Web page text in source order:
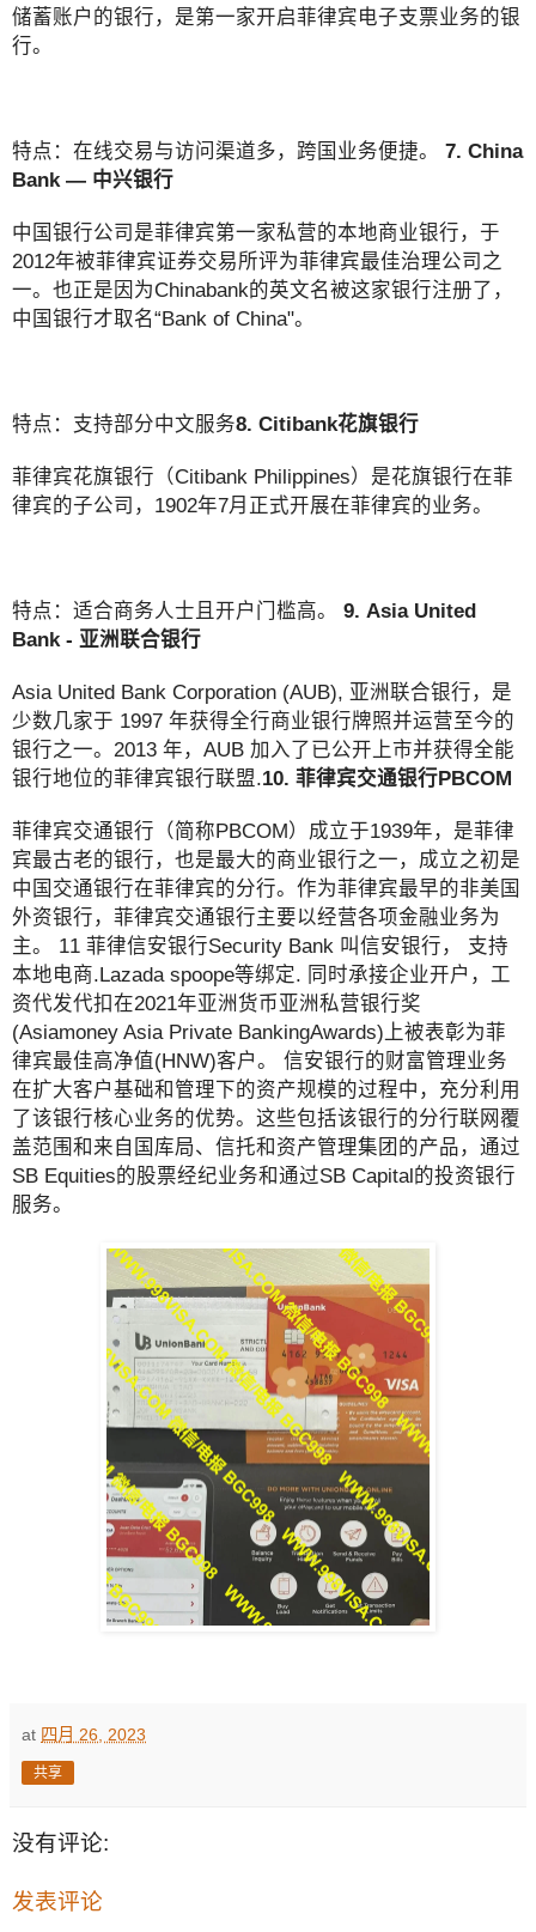
储蓄账户的银行，是第一家开启菲律宾电子支票业务的银
行。
特点：在线交易与访问渠道多，跨国业务便捷。 7. China
Bank — 中兴银行
中国银行公司是菲律宾第一家私营的本地商业银行，于
2012年被菲律宾证券交易所评为菲律宾最佳治理公司之
一。也正是因为Chinabank的英文名被这家银行注册了，
中国银行才取名“Bank of China"。
特点：支持部分中文服务8. Citibank花旗银行
菲律宾花旗银行（Citibank Philippines）是花旗银行在菲
律宾的子公司，1902年7月正式开展在菲律宾的业务。
特点：适合商务人士且开户门槛高。 9. Asia United
Bank - 亚洲联合银行
Asia United Bank Corporation (AUB), 亚洲联合银行，是
少数几家于 1997 年获得全行商业银行牌照并运营至今的
银行之一。2013 年，AUB 加入了已公开上市并获得全能
银行地位的菲律宾银行联盟. 10. 菲律宾交通银行PBCOM
菲律宾交通银行（简称PBCOM）成立于1939年，是菲律
宾最古老的银行，也是最大的商业银行之一，成立之初是
中国交通银行在菲律宾的分行。作为菲律宾最早的非美国
外资银行，菲律宾交通银行主要以经营各项金融业务为
主。 11 菲律信安银行Security Bank 叫信安银行， 支持
本地电商.Lazada spoope等绑定. 同时承接企业开户，工
资代发代扣在2021年亚洲货币亚洲私营银行奖
(Asiamoney Asia Private BankingAwards)上被表彰为菲
律宾最佳高净值(HNW)客户。 信安银行的财富管理业务
在扩大客户基础和管理下的资产规模的过程中，充分利用
了该银行核心业务的优势。这些包括该银行的分行联网覆
盖范围和来自国库局、信托和资产管理集团的产品，通过
SB Equities的股票经纪业务和通过SB Capital的投资银行
服务。
at 四月 26, 2023
共享
没有评论:
发表评论